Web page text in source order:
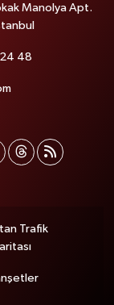
Manolya Apt.
48
Trafik